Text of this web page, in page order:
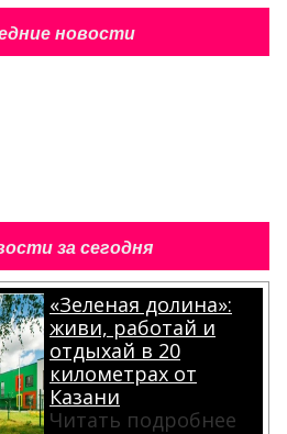
новости
за сегодня
«Зеленая долина»:
живи, работай и
отдыхай в 20
километрах от
Казани
Читать подробнее